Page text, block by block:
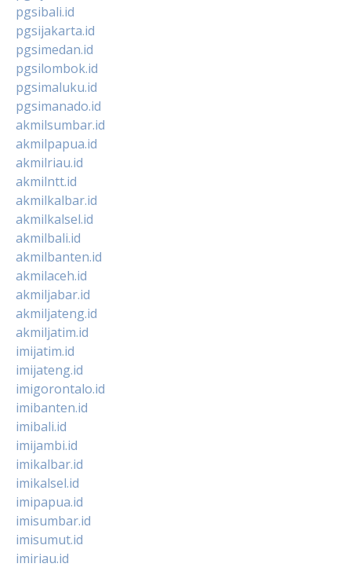
pgsibali.id
pgsijakarta.id
pgsimedan.id
pgsilombok.id
pgsimaluku.id
pgsimanado.id
akmilsumbar.id
akmilpapua.id
akmilriau.id
akmilntt.id
akmilkalbar.id
akmilkalsel.id
akmilbali.id
akmilbanten.id
akmilaceh.id
akmiljabar.id
akmiljateng.id
akmiljatim.id
imijatim.id
imijateng.id
imigorontalo.id
imibanten.id
imibali.id
imijambi.id
imikalbar.id
imikalsel.id
imipapua.id
imisumbar.id
imisumut.id
imiriau.id